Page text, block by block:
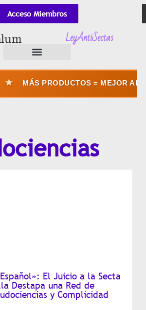
Acceso Miembros
LeyAntiSectas
MÁS PRODUCTOS = MEJOR
El Juicio a la Secta
Destapa una Red de
y Complicidad